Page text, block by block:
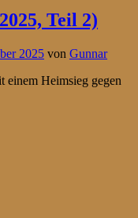
Teil 2)
2025 von Gunnar
einem Heimsieg gegen